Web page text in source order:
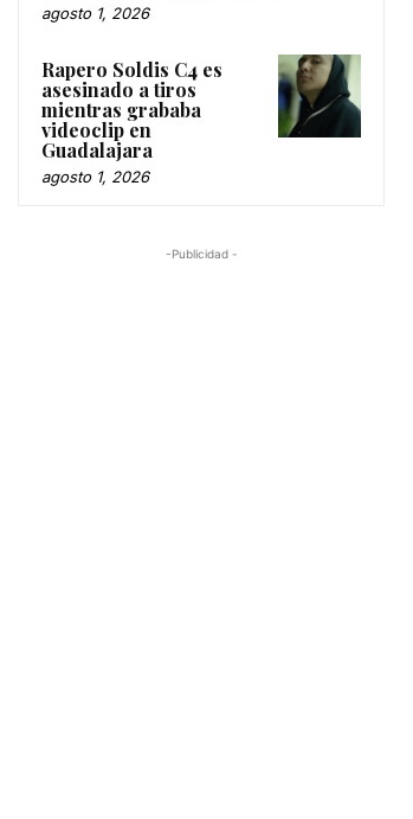
agosto 1, 2026
Rapero Soldis C4 es
asesinado a tiros
mientras grababa
videoclip en
Guadalajara
agosto 1, 2026
-Publicidad -